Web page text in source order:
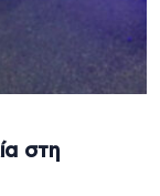
στη